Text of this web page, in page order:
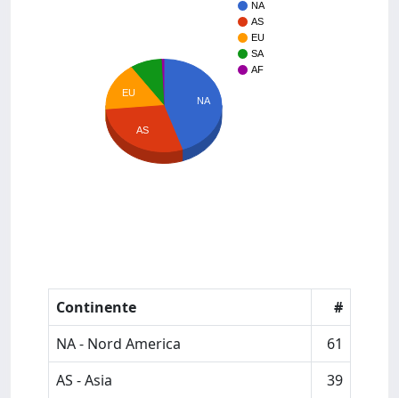
NA
AS
EU
SA
AF
NA
EU
AS
Continente
#
NA - Nord America
61
AS - Asia
39